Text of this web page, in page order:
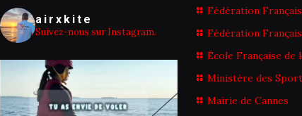
airxkite
Suivez-nous sur Instagram.
Fédération
Fédération
École Française de
Ministère des
Mairie de Cannes